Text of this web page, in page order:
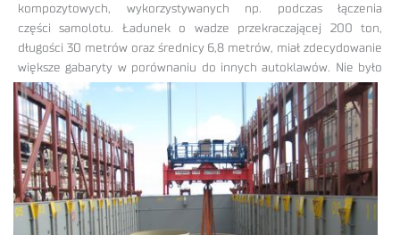
kompozytowych, wykorzystywanych np. podczas łączenia
części samolotu. Ładunek o wadze przekraczającej 200 ton,
długości 30 metrów oraz średnicy 6,8 metrów, miał zdecydowanie
większe gabaryty w porównaniu do innych autoklawów. Nie było